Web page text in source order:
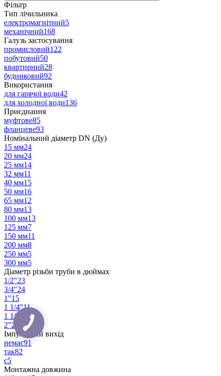
Фільтр
Тип лічильника
електромагнітний5
механічний168
Галузь застосування
промисловий122
побутовий50
квартирний28
будинковий92
Використання
для гарячої води42
для холодної води136
Приєднання
муфтове85
фланцеве93
Номінальний діаметр DN (Ду)
15 мм24
20 мм24
25 мм14
32 мм11
40 мм15
50 мм16
65 мм12
80 мм13
100 мм13
125 мм7
150 мм11
200 мм8
250 мм5
300 мм5
Діаметр різьби труби в дюймах
1/2"23
3/4"24
1"15
1 1/4"11
1 1/2"
10
2"2
Імпульсний вихід
немає91
так82
є5
Монтажна довжина